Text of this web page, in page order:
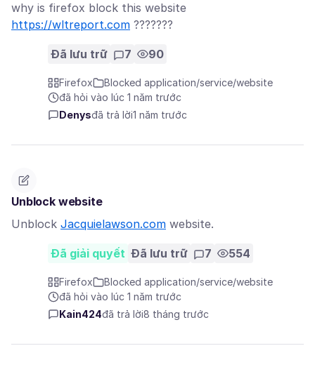
why is firefox block this website
https://wltreport.com ???????
Đã lưu trữ 7 90
Firefox
Blocked application/service/website
đã hỏi vào lúc 1 năm trước
Denysđã trả lời1 năm trước
Unblock website
Unblock Jacquielawson.com website.
Đã giải quyết Đã lưu trữ 7 554
Firefox
Blocked application/service/website
đã hỏi vào lúc 1 năm trước
Kain424đã trả lời8 tháng trước